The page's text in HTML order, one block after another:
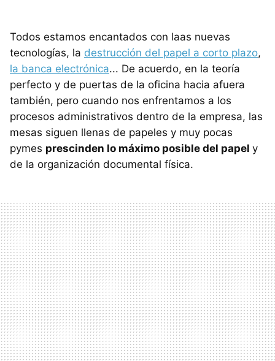
Todos estamos encantados con laas nuevas
tecnologías, la destrucción del papel a corto plazo,
la banca electrónica... De acuerdo, en la teoría
perfecto y de puertas de la oficina hacia afuera
también, pero cuando nos enfrentamos a los
procesos administrativos dentro de la empresa, las
mesas siguen llenas de papeles y muy pocas
pymes prescinden lo máximo posible del papel y
de la organización documental física.